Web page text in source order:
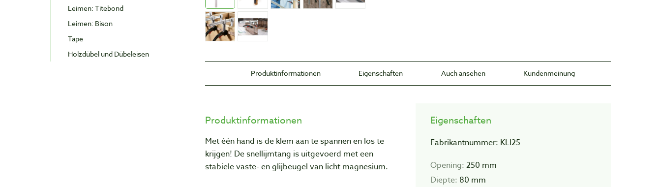
Leimen: Titebond
Leimen: Bison
Tape
Holzdübel und Dübeleisen
Produktinformationen Eigenschaften Auch ansehen Kundenmeinung
Produktinformationen
Met één hand is de klem aan te spannen en los te
krijgen! De snellijmtang is uitgevoerd met een
stabiele vaste- en glijbeugel van licht magnesium.
Eigenschaften
Fabrikantnummer: KLI25
Opening: 250 mm
Diepte: 80 mm